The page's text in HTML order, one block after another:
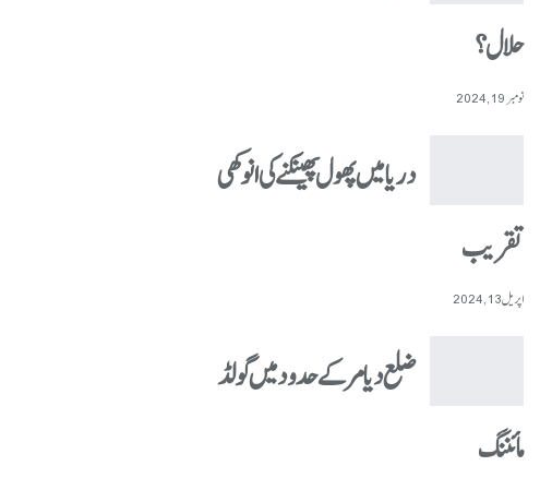
حلال؟
نومبر 19, 2024
دریا میں پھول پھینکنے کی انوکھی
تقریب
اپریل 13, 2024
ضلع دیامر کے حدود میں گولڈ
مائننگ